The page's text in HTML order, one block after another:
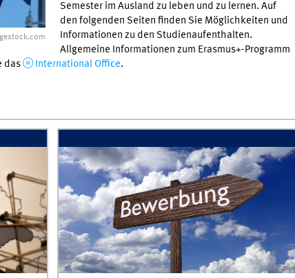
Semester im Ausland zu leben und zu lernen. Auf
den folgenden Seiten finden Sie Möglichkeiten und
Informationen zu den Studienaufenthalten.
Allgemeine Informationen zum Erasmus+-Programm
das International Office.